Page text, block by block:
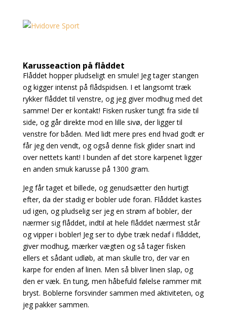
Karusseaction på flåddet
Flåddet hopper pludseligt en smule! Jeg tager stangen
og kigger intenst på flådspidsen. I et langsomt træk
rykker flåddet til venstre, og jeg giver modhug med det
samme! Der er kontakt! Fisken rusker tungt fra side til
side, og går direkte mod en lille sivø, der ligger til
venstre for båden. Med lidt mere pres end hvad godt er
får jeg den vendt, og også denne fisk glider snart ind
over nettets kant! I bunden af det store karpenet ligger
en anden smuk karusse på 1300 gram.
Jeg får taget et billede, og genudsætter den hurtigt
efter, da der stadig er bobler ude foran. Flåddet kastes
ud igen, og pludselig ser jeg en strøm af bobler, der
nærmer sig flåddet, indtil at hele flåddet nærmest står
og vipper i bobler! Jeg ser to dybe træk nedaf i flåddet,
giver modhug, mærker vægten og så tager fisken
ellers et sådant udløb, at man skulle tro, der var en
karpe for enden af linen. Men så bliver linen slap, og
den er væk. En tung, men håbefuld følelse rammer mit
bryst. Boblerne forsvinder sammen med aktiviteten, og
jeg pakker sammen.